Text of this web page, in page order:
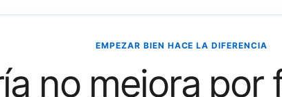
EMPEZAR BIEN HACE LA DIFERENCIA
no mejora por